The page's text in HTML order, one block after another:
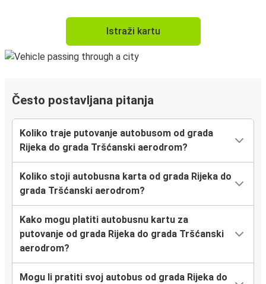
Istraži kartu
Često postavljana pitanja
Koliko traje putovanje autobusom od grada
Rijeka do grada Tršćanski aerodrom?
Koliko stoji autobusna karta od grada Rijeka do
grada Tršćanski aerodrom?
Kako mogu platiti autobusnu kartu za
putovanje od grada Rijeka do grada Tršćanski
aerodrom?
Mogu li pratiti svoj autobus od grada Rijeka do